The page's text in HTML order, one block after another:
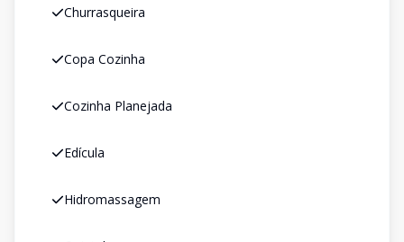
Churrasqueira
Copa Cozinha
Cozinha Planejada
Edícula
Hidromassagem